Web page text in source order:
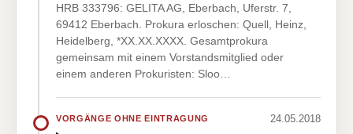
HRB 333796: GELITA AG, Eberbach, Uferstr. 7,
69412 Eberbach. Prokura erloschen: Quell, Heinz,
Heidelberg, *XX.XX.XXXX. Gesamtprokura
gemeinsam mit einem Vorstandsmitglied oder
einem anderen Prokuristen: Sloo…
VORGÄNGE OHNE EINTRAGUNG 24.05.2018